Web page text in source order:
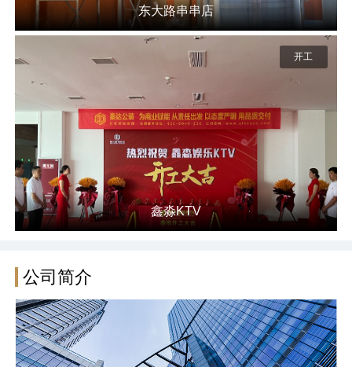
东大路串串店
开工
鑫淼KTV
公司简介